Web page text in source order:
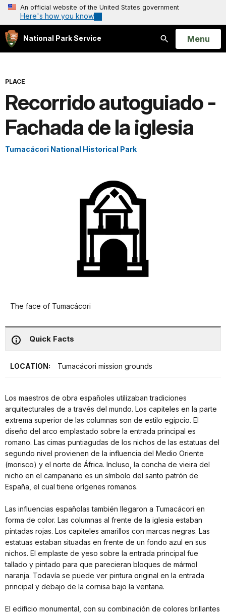
An official website of the United States government
Here's how you know
National Park Service
Search
Open
Menu
PLACE
Recorrido autoguiado -
Fachada de la iglesia
Tumacácori National Historical Park
The face of Tumacácori
Quick Facts
LOCATION: Tumacácori mission grounds
Los maestros de obra españoles utilizaban tradiciones
arquitecturales de a través del mundo. Los capiteles en la parte
extrema superior de las columnas son de estilo egipcio. El
diseño del arco emplastado sobre la entrada principal es
romano. Las cimas puntiagudas de los nichos de las estatuas del
segundo nivel provienen de la influencia del Medio Oriente
(morisco) y el norte de África. Incluso, la concha de vieira del
nicho en el campanario es un símbolo del santo patrón de
España, el cual tiene orígenes romanos.
Las influencias españolas también llegaron a Tumacácori en
forma de color. Las columnas al frente de la iglesia estaban
pintadas rojas. Los capiteles amarillos con marcas negras. Las
estatuas estaban situadas en frente de un fondo azul en sus
nichos. El emplaste de yeso sobre la entrada principal fue
tallado y pintado para que parecieran bloques de mármol
naranja. Todavía se puede ver pintura original en la entrada
principal y debajo de la cornisa bajo la ventana.
El edificio monumental, con su combinación de colores brillantes